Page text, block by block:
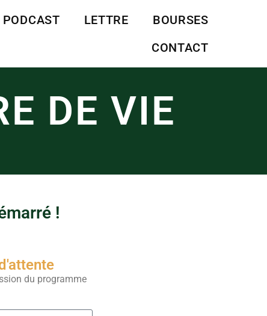
PODCAST LETTRE
BOURSES
CONTACT
DE VIE
!
du programme